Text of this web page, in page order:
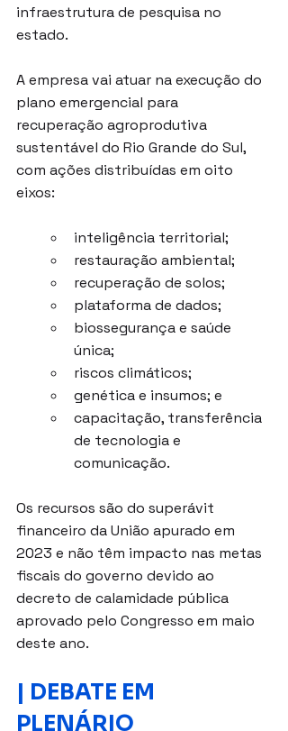
infraestrutura de pesquisa no
estado.
A empresa vai atuar na execução do
plano emergencial para
recuperação agroprodutiva
sustentável do Rio Grande do Sul,
com ações distribuídas em oito
eixos:
inteligência territorial;
restauração ambiental;
recuperação de solos;
plataforma de dados;
biossegurança e saúde
única;
riscos climáticos;
genética e insumos; e
capacitação, transferência
de tecnologia e
comunicação.
Os recursos são do superávit
financeiro da União apurado em
2023 e não têm impacto nas metas
fiscais do governo devido ao
decreto de calamidade pública
aprovado pelo Congresso em maio
deste ano.
| DEBATE EM
PLENÁRIO